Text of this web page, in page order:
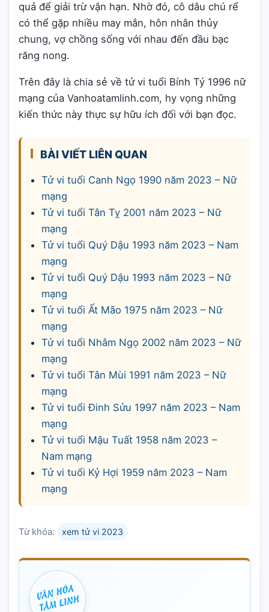
quả để giải trừ vận hạn. Nhờ đó, cô dâu chú rể
có thể gặp nhiều may mắn, hôn nhân thủy
chung, vợ chồng sống với nhau đến đầu bạc
răng nong.
Trên đây là chia sẻ về tử vi tuổi Bính Tý 1996 nữ
mạng của Vanhoatamlinh.com, hy vọng những
kiến thức này thực sự hữu ích đối với bạn đọc.
BÀI VIẾT LIÊN QUAN
Tử vi tuổi Canh Ngọ 1990 năm 2023 – Nữ
mạng
Tử vi tuổi Tân Tỵ 2001 năm 2023 – Nữ
mạng
Tử vi tuổi Quý Dậu 1993 năm 2023 – Nam
mạng
Tử vi tuổi Quý Dậu 1993 năm 2023 – Nữ
mạng
Tử vi tuổi Ất Mão 1975 năm 2023 – Nữ
mạng
Tử vi tuổi Nhâm Ngọ 2002 năm 2023 – Nữ
mạng
Tử vi tuổi Tân Mùi 1991 năm 2023 – Nữ
mạng
Tử vi tuổi Đinh Sửu 1997 năm 2023 – Nam
mạng
Tử vi tuổi Mậu Tuất 1958 năm 2023 –
Nam mạng
Tử vi tuổi Kỷ Hợi 1959 năm 2023 – Nam
mạng
Từ khóa: xem tử vi 2023